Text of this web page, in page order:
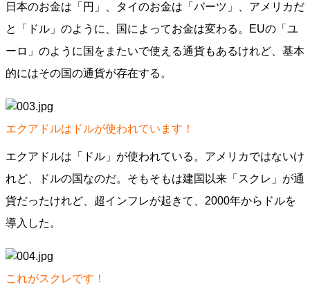
日本のお金は「円」、タイのお金は「バーツ」、アメリカだ
と「ドル」のように、国によってお金は変わる。EUの「ユ
ーロ」のように国をまたいで使える通貨もあるけれど、基本
的にはその国の通貨が存在する。
エクアドルはドルが使われています！
エクアドルは「ドル」が使われている。アメリカではないけ
れど、ドルの国なのだ。そもそもは建国以来「スクレ」が通
貨だったけれど、超インフレが起きて、2000年からドルを
導入した。
これがスクレです！